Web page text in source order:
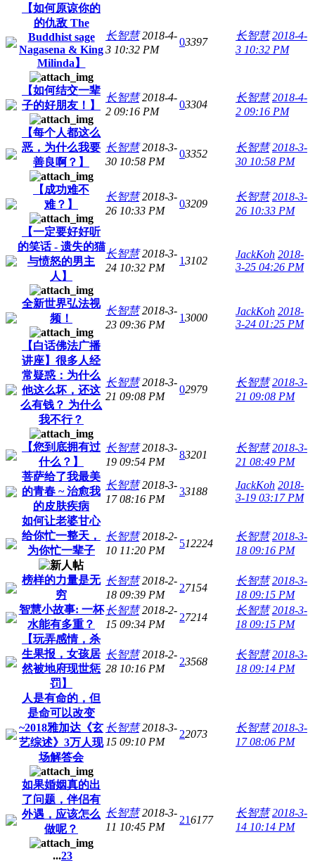
【如何原谅你的
的仇敌 The
Buddhist sage
Nagasena & King
Milinda】
长智慧 2018-4-
3 10:32 PM
03397
长智慧 2018-4-
3 10:32 PM
【如何结交一辈
子的好朋友！】
长智慧 2018-4-
2 09:16 PM
03304
长智慧 2018-4-
2 09:16 PM
【每个人都这么
恶，为什么我要
善良啊？】
长智慧 2018-3-
30 10:58 PM
03352
长智慧 2018-3-
30 10:58 PM
【成功难不
难？】
长智慧 2018-3-
26 10:33 PM
03209
长智慧 2018-3-
26 10:33 PM
【一定要好好听
的笑话 - 遗失的猫
与愤怒的男主
人】
长智慧 2018-3-
24 10:32 PM
13102
JackKoh 2018-
3-25 04:26 PM
全新世界弘法视
频！
长智慧 2018-3-
23 09:36 PM
13000
JackKoh 2018-
3-24 01:25 PM
【白话佛法广播
讲座】很多人经
常疑惑：为什么
他这么坏，还这
么有钱？ 为什么
我不行？
长智慧 2018-3-
21 09:08 PM
02979
长智慧 2018-3-
21 09:08 PM
【您到底拥有过
什么？】
长智慧 2018-3-
19 09:54 PM
83201
长智慧 2018-3-
21 08:49 PM
菩萨给了我最美
的青春 ~ 治愈我
的皮肤疾病
长智慧 2018-3-
17 08:16 PM
33188
JackKoh 2018-
3-19 03:17 PM
如何让老婆甘心
给你忙一整天，
为你忙一辈子
长智慧 2018-2-
10 11:20 PM
512224
长智慧 2018-3-
18 09:16 PM
榜样的力量是无
穷
长智慧 2018-2-
18 09:39 PM
27154
长智慧 2018-3-
18 09:15 PM
智慧小故事: 一杯
水能有多重？
长智慧 2018-2-
15 09:34 PM
27214
长智慧 2018-3-
18 09:15 PM
【玩弄感情，杀
生果报，女孩居
然被地府现世惩
罚】
长智慧 2018-2-
28 10:16 PM
23568
长智慧 2018-3-
18 09:14 PM
人是有命的，但
是命可以改变
~2018雅加达《玄
艺综述》3万人现
场解答会
长智慧 2018-3-
15 09:10 PM
22073
长智慧 2018-3-
17 08:06 PM
如果婚姻真的出
了问题，伴侣有
外遇，应该怎么
做呢？
...23
长智慧 2018-3-
11 10:45 PM
216177
长智慧 2018-3-
14 10:14 PM